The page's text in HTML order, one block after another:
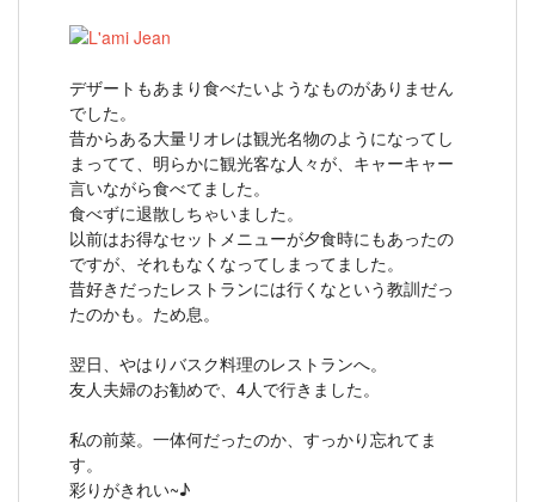
デザートもあまり食べたいようなものがありません
でした。
昔からある大量リオレは観光名物のようになってし
まってて、明らかに観光客な人々が、キャーキャー
言いながら食べてました。
食べずに退散しちゃいました。
以前はお得なセットメニューが夕食時にもあったの
ですが、それもなくなってしまってました。
昔好きだったレストランには行くなという教訓だっ
たのかも。ため息。
翌日、やはりバスク料理のレストランへ。
友人夫婦のお勧めで、4人で行きました。
私の前菜。一体何だったのか、すっかり忘れてま
す。
彩りがきれい~♪